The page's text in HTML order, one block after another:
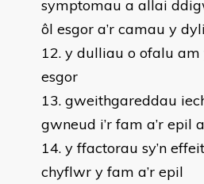
symptomau a allai
ôl esgor a’r camau y
y dulliau o ofalu am
esgor
gweithgareddau
gwneud i’r fam a’r epil
y ffactorau sy’n
chyflwr y fam a’r epil